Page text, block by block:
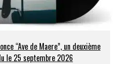
“Ave de Maere”, un deuxième
le 25 septembre 2026